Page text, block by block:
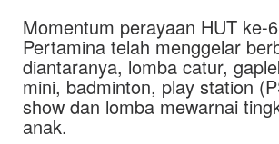
Momentum perayaan HUT ke-
Pertamina telah menggelar
diantaranya, lomba catur,
mini, badminton, play station
show dan lomba mewarnai
anak.